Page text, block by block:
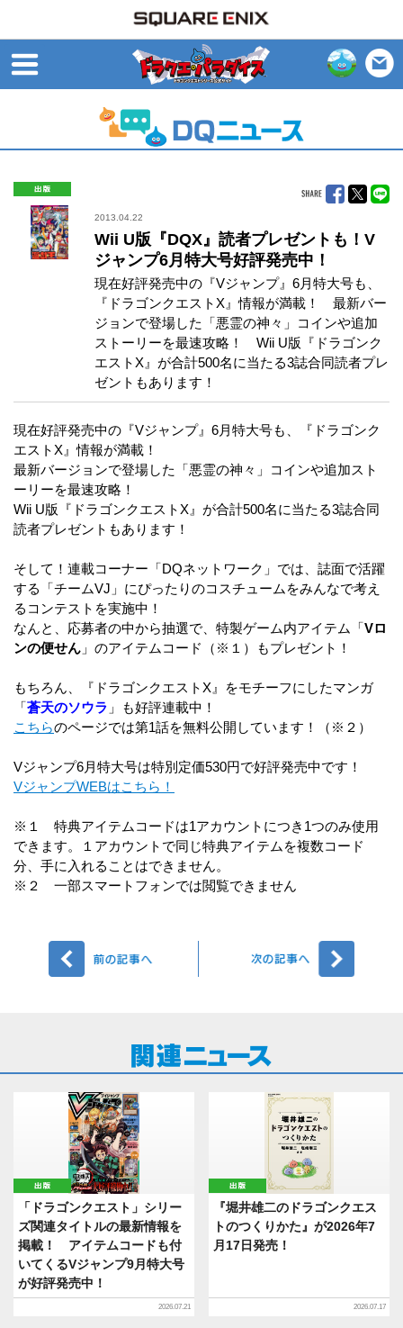
2013.04.22
Wii U版『DQX』読者プレゼントも！V
ジャンプ6月特大号好評発売中！
現在好評発売中の『Vジャンプ』6月特大号も、
『ドラゴンクエストX』情報が満載！ 最新バー
ジョンで登場した「悪霊の神々」コインや追加
ストーリーを最速攻略！ Wii U版『ドラゴンク
エストX』が合計500名に当たる3誌合同読者プレ
ゼントもあります！
現在好評発売中の『Vジャンプ』6月特大号も、『ドラゴンク
エストX』情報が満載！
最新バージョンで登場した「悪霊の神々」コインや追加スト
ーリーを最速攻略！
Wii U版『ドラゴンクエストX』が合計500名に当たる3誌合同
読者プレゼントもあります！
そして！連載コーナー「DQネットワーク」では、誌面で活躍
する「チームVJ」にぴったりのコスチュームをみんなで考え
るコンテストを実施中！
なんと、応募者の中から抽選で、特製ゲーム内アイテム「Vロ
ンの便せん 」のアイテムコード （※１） もプレゼント！
もちろん、『ドラゴンクエストX』をモチーフにしたマンガ
「蒼天のソウラ 」も好評連載中！
こちらのページでは第1話を無料公開しています！ （※２）
Vジャンプ6月特大号は特別定価530円で好評発売中です！
VジャンプWEBはこちら！
※１ 特典アイテムコードは1アカウントにつき1つのみ使用
できます。１アカウントで同じ特典アイテムを複数コード
分、手に入れることはできません。
※２ 一部スマートフォンでは閲覧できません
出版
「ドラゴンクエスト」シリー
ズ関連タイトルの最新情報を
掲載！ アイテムコードも付
いてくるVジャンプ9月特大号
が好評発売中！
2026.07.21
出版
『堀井雄二のドラゴンクエス
トのつくりかた』が2026年7
月17日発売！
2026.07.17